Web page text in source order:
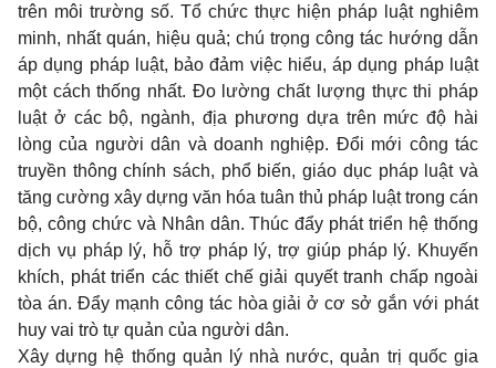
trên môi trường số. Tổ chức thực hiện pháp luật nghiêm
minh, nhất quán, hiệu quả; chú trọng công tác hướng dẫn
áp dụng pháp luật, bảo đảm việc hiểu, áp dụng pháp luật
một cách thống nhất. Đo lường chất lượng thực thi pháp
luật ở các bộ, ngành, địa phương dựa trên mức độ hài
lòng của người dân và doanh nghiệp. Đổi mới công tác
truyền thông chính sách, phổ biến, giáo dục pháp luật và
tăng cường xây dựng văn hóa tuân thủ pháp luật trong cán
bộ, công chức và Nhân dân. Thúc đẩy phát triển hệ thống
dịch vụ pháp lý, hỗ trợ pháp lý, trợ giúp pháp lý. Khuyến
khích, phát triển các thiết chế giải quyết tranh chấp ngoài
tòa án. Đẩy mạnh công tác hòa giải ở cơ sở gắn với phát
huy vai trò tự quản của người dân.
Xây dựng hệ thống quản lý nhà nước, quản trị quốc gia